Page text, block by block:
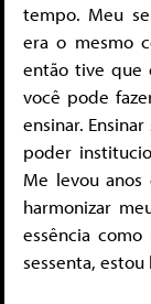
tempo. Meu
era o mesmo
então tive que
você pode
ensinar.
poder
Me levou
harmonizar
essência
sessenta, estou